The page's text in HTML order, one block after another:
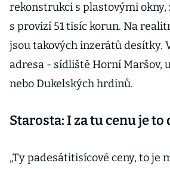
rekonstrukci s plastovými okny,
s provizí 51 tisíc korun. Na
jsou takových inzerátů desítky.
adresa - sídliště Horní Maršov,
nebo Dukelských hrdinů.
Starosta: I za tu cenu je to
„Ty padesátitisícové ceny, to je